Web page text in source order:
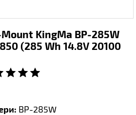
KingMa BP-285W
(285 Wh 14.8V 20100
BP-285W